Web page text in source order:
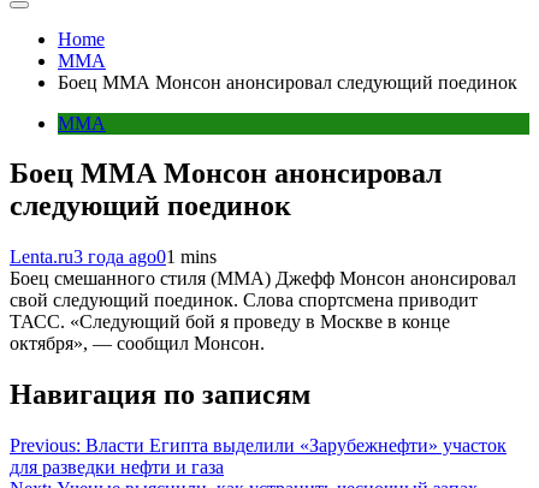
Home
MMA
Боец ММА Монсон анонсировал следующий поединок
MMA
Боец ММА Монсон анонсировал
следующий поединок
Lenta.ru3 года ago01 mins
Боец смешанного стиля (MMA) Джефф Монсон анонсировал
свой следующий поединок. Слова спортсмена приводит
ТАСС. «Следующий бой я проведу в Москве в конце
октября», — сообщил Монсон.
Навигация по записям
Previous: Власти Египта выделили «Зарубежнефти» участок
для разведки нефти и газа